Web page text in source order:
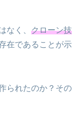
なく、 クローン技
在であることが示
られたのか？その